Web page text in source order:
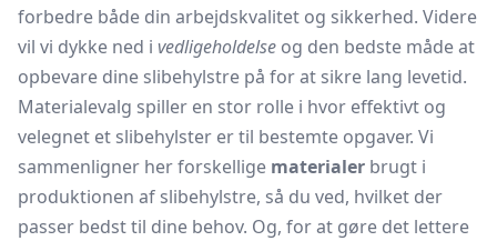
forbedre både din arbejdskvalitet og sikkerhed. Videre
vil vi dykke ned i vedligeholdelse og den bedste måde at
opbevare dine slibehylstre på for at sikre lang levetid.
Materialevalg spiller en stor rolle i hvor effektivt og
velegnet et slibehylster er til bestemte opgaver. Vi
sammenligner her forskellige materialer brugt i
produktionen af slibehylstre, så du ved, hvilket der
passer bedst til dine behov. Og, for at gøre det lettere